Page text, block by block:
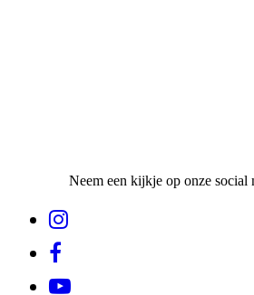
Neem een kijkje op onze social